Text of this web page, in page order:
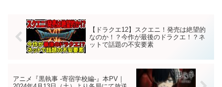
【ドラクエ12】スクエニ！発売は絶望的
なのか！？今作が最後のドラクエ！？ネ
ットで話題の不安要素
アニメ『黒執事 -寄宿学校編-』本PV｜